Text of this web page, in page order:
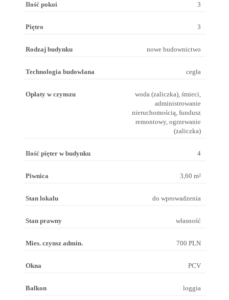
Ilość pokoi 3
Piętro 3
Rodzaj budynku nowe budownictwo
Technologia budowlana cegła
Opłaty w czynszu
woda (zaliczka), śmieci,
administrowanie
nieruchomością, fundusz
remontowy, ogrzewanie
(zaliczka)
Ilość pięter w budynku 4
Piwnica 3,60 m²
Stan lokalu do wprowadzenia
Stan prawny własność
Mies. czynsz admin. 700 PLN
Okna PCV
Balkon loggia